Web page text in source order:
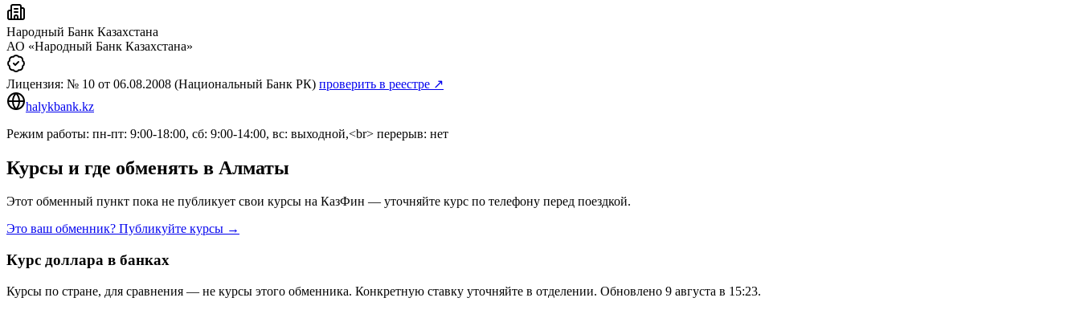
Народный Банк Казахстана
АО «Народный Банк Казахстана»
Лицензия: № 10 от 06.08.2008 (Национальный Банк РК) проверить в реестре ↗
halykbank.kz
Режим работы: пн-пт: 9:00-18:00, сб: 9:00-14:00, вс: выходной,<br> перерыв: нет
Курсы и где обменять в Алматы
Этот обменный пункт пока не публикует свои курсы на КазФин — уточняйте курс по телефону перед поездкой.
Это ваш обменник? Публикуйте курсы →
Курс доллара в банках
Курсы по стране, для сравнения — не курсы этого обменника. Конкретную ставку уточняйте в отделении. Обновлено 9 августа в 15:23.